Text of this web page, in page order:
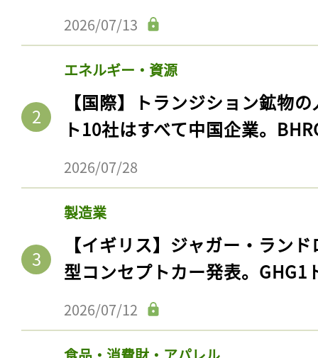
2026/07/13
エネルギー・資源
【国際】トランジション鉱物
ト10社はすべて中国企業。
2026/07/28
製造業
【イギリス】ジャガー・ラン
型コンセプトカー発表。GHG1
2026/07/12